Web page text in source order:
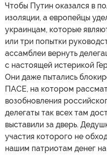
Чтобы Путин оказался в
изоляции, а европейцы
украинцам, которые
или три попытки
ассамблеи вернуть
с настоящей истерикой
Они даже пытались
ПАСЕ, на котором
возобновления
делегаты так всех там
выставили за дверь.
участия которого не
нашим патриотам денег